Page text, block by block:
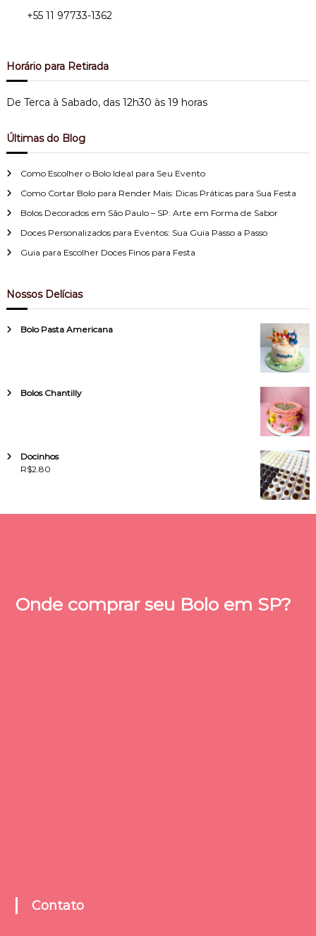
t
+55 11 97733-1362
Horário para Retirada
De Terca à Sabado, das 12h30 às 19 horas
Últimas do Blog
Como Escolher o Bolo Ideal para Seu Evento
Como Cortar Bolo para Render Mais: Dicas Práticas para Sua Festa
Bolos Decorados em São Paulo – SP: Arte em Forma de Sabor
Doces Personalizados para Eventos: Sua Guia Passo a Passo
Guia para Escolher Doces Finos para Festa
Nossos Delícias
Bolo Pasta Americana
Bolos Chantilly
Docinhos
R$2.80
Onde comprar seu Bolo em SP?
Contato